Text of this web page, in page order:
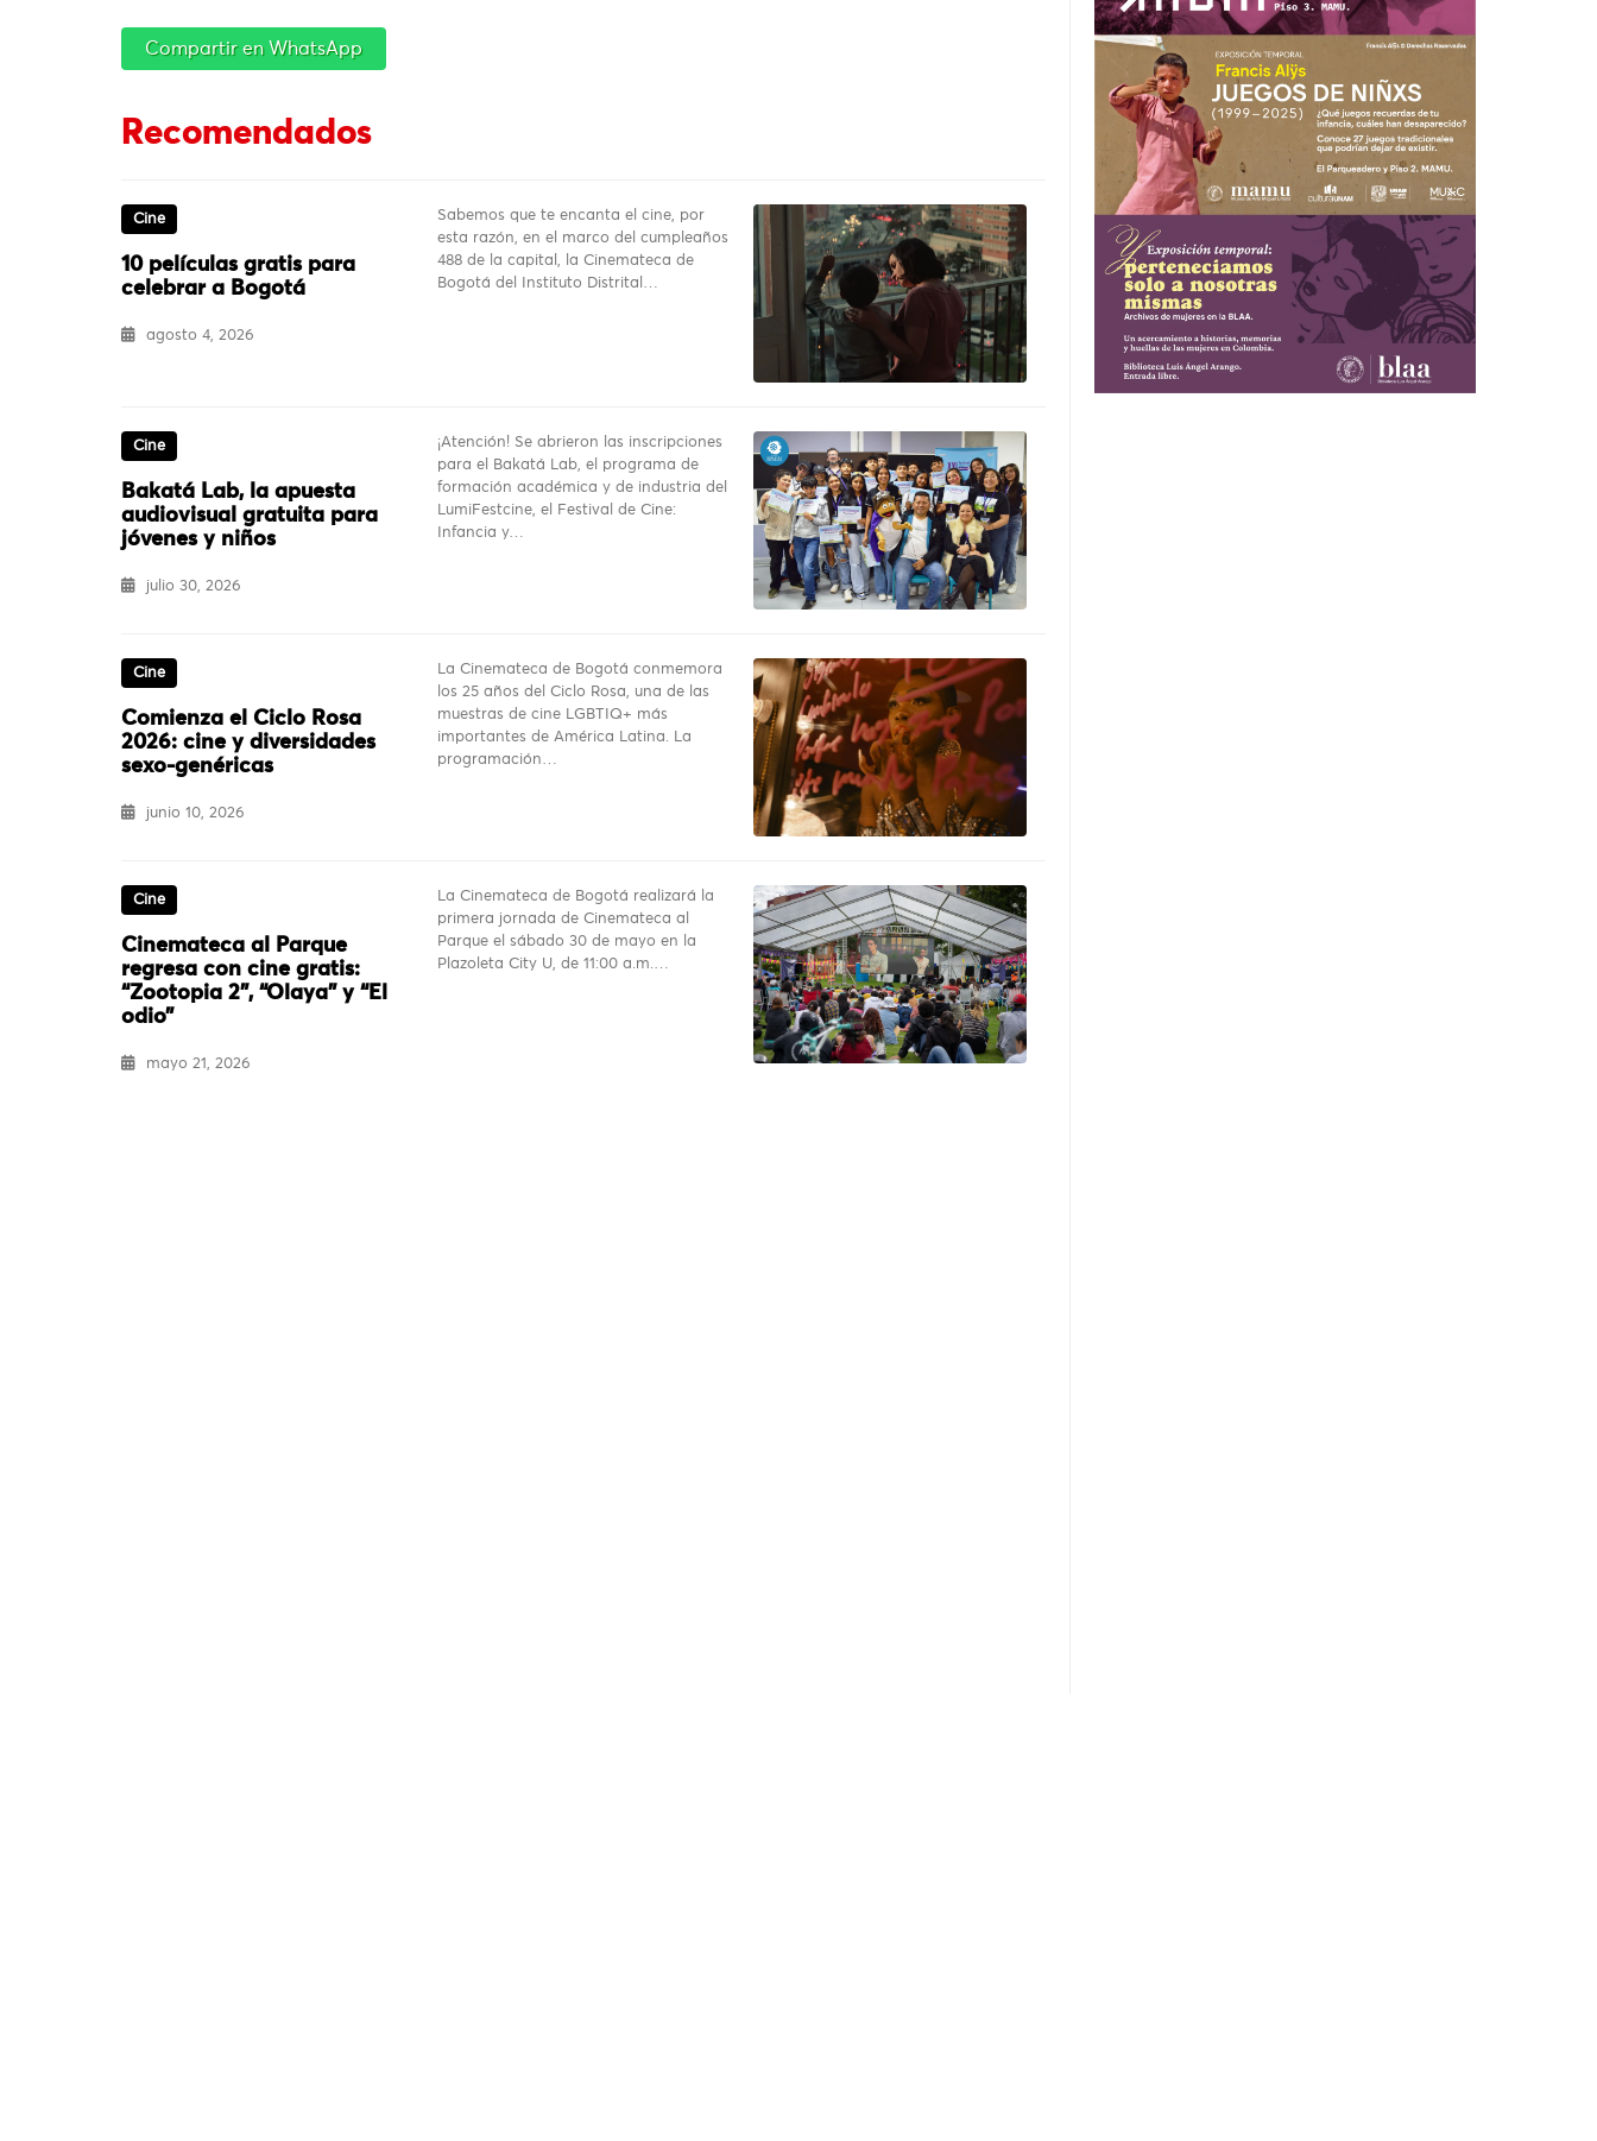
Compartir en WhatsApp
Recomendados
Cine
10 películas gratis para
celebrar a Bogotá
agosto 4, 2026
Sabemos que te encanta el cine, por
esta razón, en el marco del cumpleaños
488 de la capital, la Cinemateca de
Bogotá del Instituto Distrital…
Cine
Bakatá Lab, la apuesta
audiovisual gratuita para
jóvenes y niños
julio 30, 2026
¡Atención! Se abrieron las inscripciones
para el Bakatá Lab, el programa de
formación académica y de industria del
LumiFestcine, el Festival de Cine:
Infancia y…
Cine
Comienza el Ciclo Rosa
2026: cine y diversidades
sexo-genéricas
junio 10, 2026
La Cinemateca de Bogotá conmemora
los 25 años del Ciclo Rosa, una de las
muestras de cine LGBTIQ+ más
importantes de América Latina. La
programación…
Cine
Cinemateca al Parque
regresa con cine gratis:
“Zootopia 2”, “Olaya” y “El
odio”
mayo 21, 2026
La Cinemateca de Bogotá realizará la
primera jornada de Cinemateca al
Parque el sábado 30 de mayo en la
Plazoleta City U, de 11:00 a.m.…